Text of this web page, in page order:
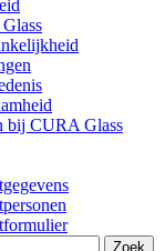
bij CURA Glass
Zoek